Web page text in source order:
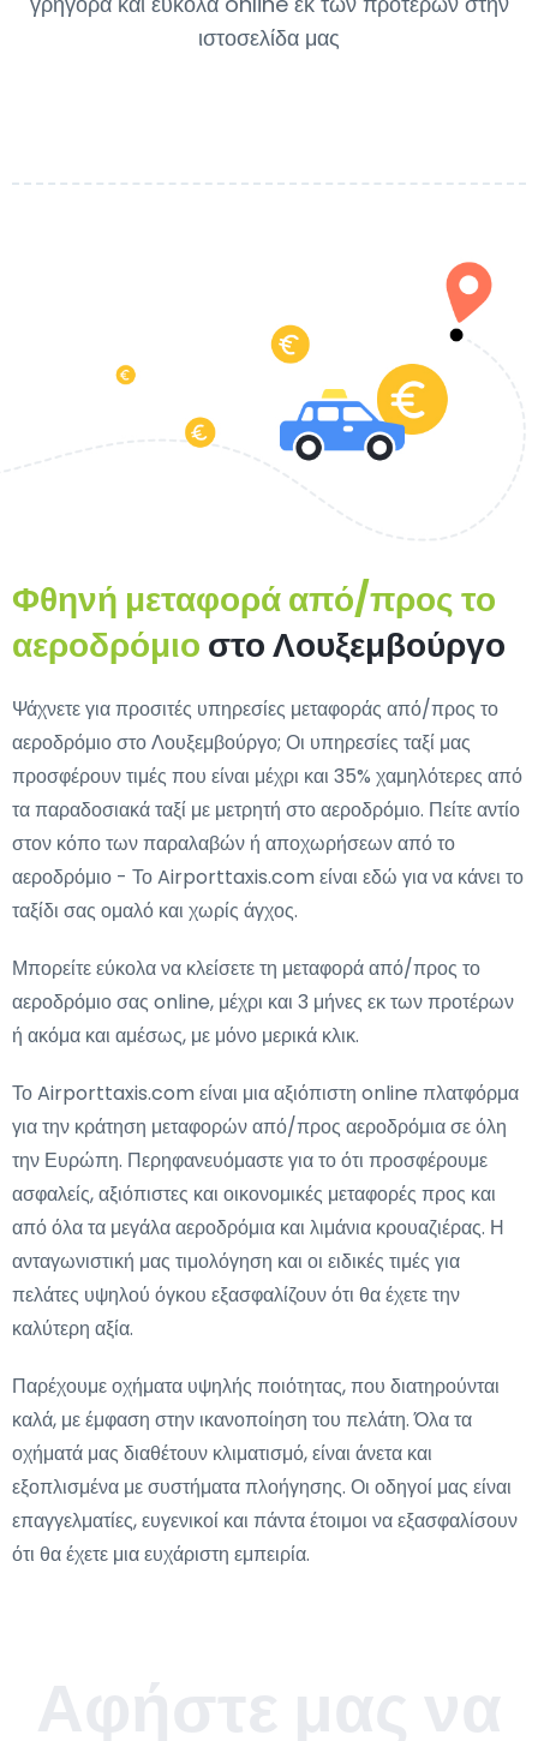
ιστοσελίδα μας
Φθηνή μεταφορά από/προς το
αεροδρόμιο στο Λουξεμβούργο
Ψάχνετε για προσιτές υπηρεσίες μεταφοράς από/προς το
αεροδρόμιο στο Λουξεμβούργο; Οι υπηρεσίες ταξί μας
προσφέρουν τιμές που είναι μέχρι και 35% χαμηλότερες από
τα παραδοσιακά ταξί με μετρητή στο αεροδρόμιο. Πείτε αντίο
στον κόπο των παραλαβών ή αποχωρήσεων από το
αεροδρόμιο - Το Airporttaxis.com είναι εδώ για να κάνει το
ταξίδι σας ομαλό και χωρίς άγχος.
Μπορείτε εύκολα να κλείσετε τη μεταφορά από/προς το
αεροδρόμιο σας online, μέχρι και 3 μήνες εκ των προτέρων
ή ακόμα και αμέσως, με μόνο μερικά κλικ.
Το Airporttaxis.com είναι μια αξιόπιστη online πλατφόρμα
για την κράτηση μεταφορών από/προς αεροδρόμια σε όλη
την Ευρώπη. Περηφανευόμαστε για το ότι προσφέρουμε
ασφαλείς, αξιόπιστες και οικονομικές μεταφορές προς και
από όλα τα μεγάλα αεροδρόμια και λιμάνια κρουαζιέρας. Η
ανταγωνιστική μας τιμολόγηση και οι ειδικές τιμές για
πελάτες υψηλού όγκου εξασφαλίζουν ότι θα έχετε την
καλύτερη αξία.
Παρέχουμε οχήματα υψηλής ποιότητας, που διατηρούνται
καλά, με έμφαση στην ικανοποίηση του πελάτη. Όλα τα
οχήματά μας διαθέτουν κλιματισμό, είναι άνετα και
εξοπλισμένα με συστήματα πλοήγησης. Οι οδηγοί μας είναι
επαγγελματίες, ευγενικοί και πάντα έτοιμοι να εξασφαλίσουν
ότι θα έχετε μια ευχάριστη εμπειρία.